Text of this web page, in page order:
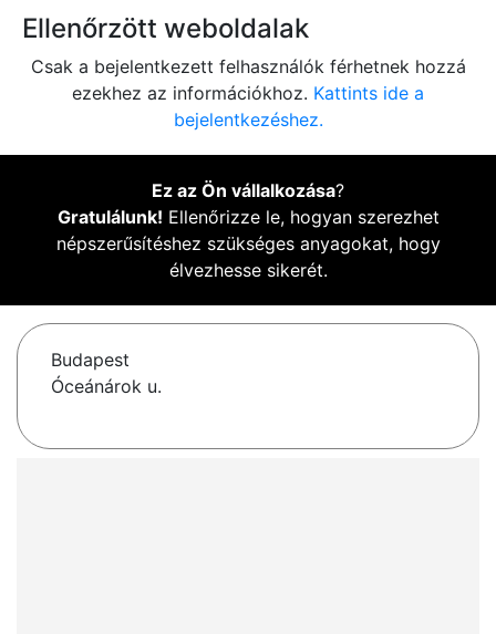
Ellenőrzött weboldalak
Csak a bejelentkezett felhasználók férhetnek hozzá
ezekhez az információkhoz. Kattints ide a
bejelentkezéshez.
Ez az Ön vállalkozása?
Gratulálunk! Ellenőrizze le, hogyan szerezhet
népszerűsítéshez szükséges anyagokat, hogy
élvezhesse sikerét.
Budapest
Óceánárok u.